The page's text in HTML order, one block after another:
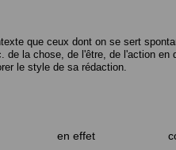
que ceux dont on se sert
la chose, de l'être, de l'action en
le style de sa rédaction.
en effet